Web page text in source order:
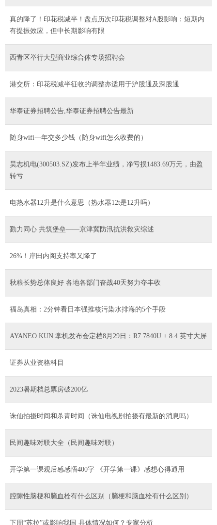
真的降了！印花税减半！盘点历次印花税调整对A股影响：短期内
有提振效应，但中长期影响有限
西青区举行大型商业综合体专场招聘会
港交所：印花税减半征收的调整亦适用于沪股通及深股通
华泰证券招聘公告,华泰证券招聘公告最新
随身wifi一年交多少钱（随身wifi怎么收费的）
昊志机电(300503.SZ)发布上半年业绩，净亏损1483.69万元，由盈
转亏
电热水器12升是什么意思（热水器12t是12升吗）
勠力同心 共筑堡垒——京津冀防汛抗洪救灾综述
26%！岸田内阁支持率又降了
秋粮长势总体良好 各地各部门奋战40天努力夺丰收
福岛真相：2分钟看日本强推核污染水排海的5个手段
AYANEO KUN 掌机发布会定档8月29日：R7 7840U + 8.4 英寸大屏
证券从业资格科目
2023暑期档总票房破200亿
诛仙拍摄时间和杀青时间（诛仙电视剧拍摄有最新的消息吗）
民间趣味对联大全（民间趣味对联）
开学第一课观后感感悟400字 《开学第一课》感想心得通用
腔隙性脑梗和脑血栓有什么区别（脑梗和脑血栓有什么区别）
下周“苏拉”或影响我国 具体情况如何？专家分析